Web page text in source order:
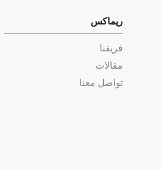
ريماكس
فريقنا
مقالات
تواصل معنا